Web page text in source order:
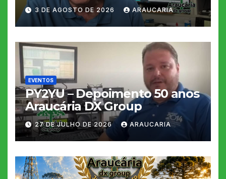
3 DE AGOSTO DE 2026 ARAUCARIA
EVENTOS
PY2YU – Depoimento 50 anos
Araucária DX Group
27 DE JULHO DE 2026 ARAUCARIA